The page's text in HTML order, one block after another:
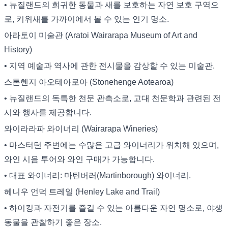
• 뉴질랜드의 희귀한 동물과 새를 보호하는 자연 보호 구역으
로, 키위새를 가까이에서 볼 수 있는 인기 명소.
아라토이 미술관 (Aratoi Wairarapa Museum of Art and
History)
• 지역 예술과 역사에 관한 전시물을 감상할 수 있는 미술관.
스톤헨지 아오테아로아 (Stonehenge Aotearoa)
• 뉴질랜드의 독특한 천문 관측소로, 고대 천문학과 관련된 전
시와 행사를 제공합니다.
와이라라파 와이너리 (Wairarapa Wineries)
• 마스터턴 주변에는 수많은 고급 와이너리가 위치해 있으며,
와인 시음 투어와 와인 구매가 가능합니다.
• 대표 와이너리: 마틴버러(Martinborough) 와이너리.
헤니우 언덕 트레일 (Henley Lake and Trail)
• 하이킹과 자전거를 즐길 수 있는 아름다운 자연 명소로, 야생
동물을 관찰하기 좋은 장소.